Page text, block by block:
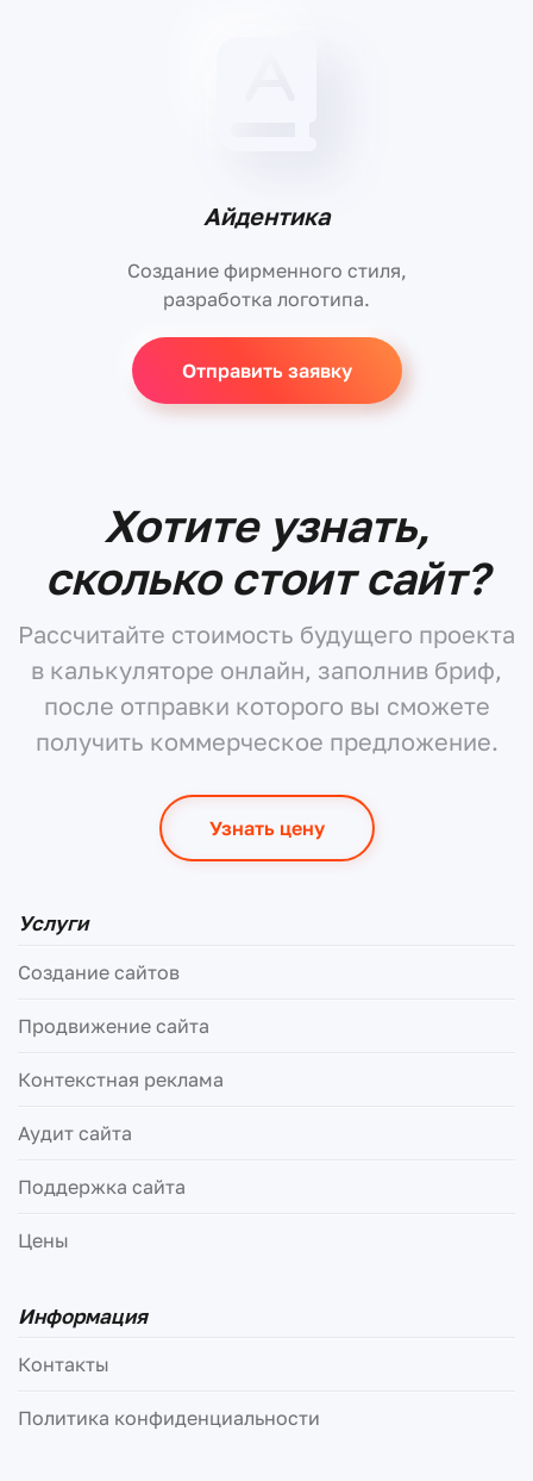
Айдентика
Создание фирменного стиля,
разработка логотипа.
Отправить заявку
Хотите узнать,
сколько стоит сайт?
Рассчитайте стоимость будущего проекта
в калькуляторе онлайн, заполнив бриф,
после отправки которого вы сможете
получить коммерческое предложение.
Узнать цену
Услуги
Создание сайтов
Продвижение сайта
Контекстная реклама
Аудит сайта
Поддержка сайта
Цены
Информация
Контакты
Политика конфиденциальности